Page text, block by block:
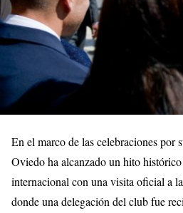
En el marco de las celebraciones por
Oviedo ha alcanzado un hito
internacional con una visita oficial a
donde una delegación del club fue